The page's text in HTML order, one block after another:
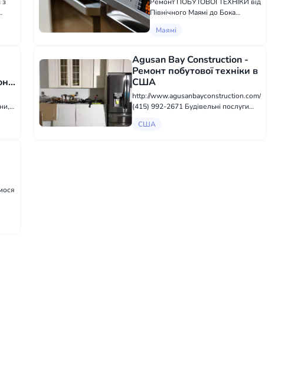
Північного Маямі до Бока
сушарка / посудомийка - Плита /
Холодильник / винний
холодильник / диспенсер
Гарантія на ремонт! С...
Маямі
Agusan Bay Construction -
Ремонт побутової техніки в
США
http://www.agusanbayconstruction.com/
(415) 992-2671 Будівельні послуги
послуги? Не шукайте далі! Наша
США